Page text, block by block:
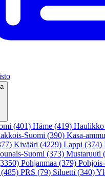
(401) Häme (419) Haulikko
Suomi (390) Kasa-
Kivääri (4229) Lappi (374)
Suomi (373) Mustaruuti
Pohjanmaa (379)
(485) PRS (79) Siluetti (340)